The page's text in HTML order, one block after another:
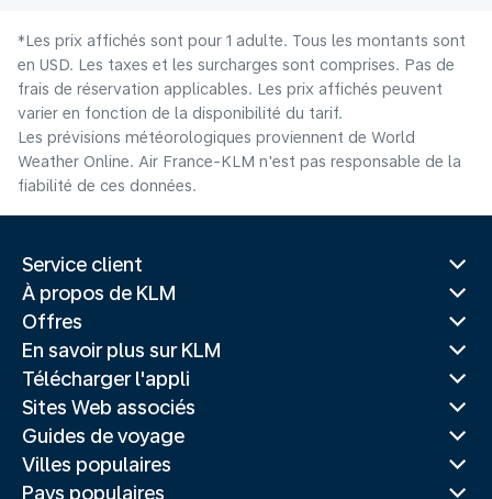
*Les prix affichés sont pour 1 adulte. Tous les montants sont
en USD. Les taxes et les surcharges sont comprises. Pas de
frais de réservation applicables. Les prix affichés peuvent
varier en fonction de la disponibilité du tarif.
Les prévisions météorologiques proviennent de World
Weather Online. Air France-KLM n'est pas responsable de la
fiabilité de ces données.
Service client
À propos de KLM
Offres
En savoir plus sur KLM
Télécharger l'appli
Sites Web associés
Guides de voyage
Villes populaires
Pays populaires